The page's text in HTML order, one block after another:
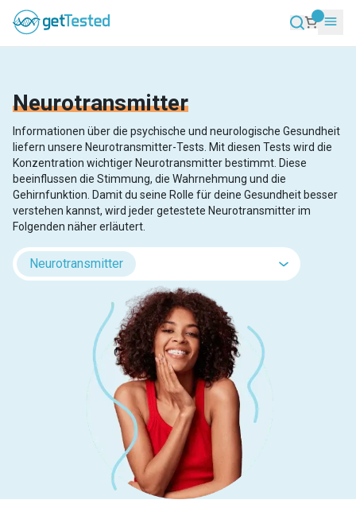
Neurotransmitter
Informationen über die psychische und neurologische Gesundheit
liefern unsere Neurotransmitter-Tests. Mit diesen Tests wird die
Konzentration wichtiger Neurotransmitter bestimmt. Diese
beeinflussen die Stimmung, die Wahrnehmung und die
Gehirnfunktion. Damit du seine Rolle für deine Gesundheit besser
verstehen kannst, wird jeder getestete Neurotransmitter im
Folgenden näher erläutert.
Neurotransmitter